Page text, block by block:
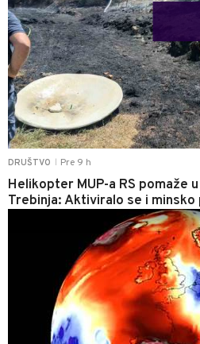
DRUŠTVO Pre 9 h
Helikopter MUP-a RS pomaže
Trebinja: Aktiviralo se i minsko